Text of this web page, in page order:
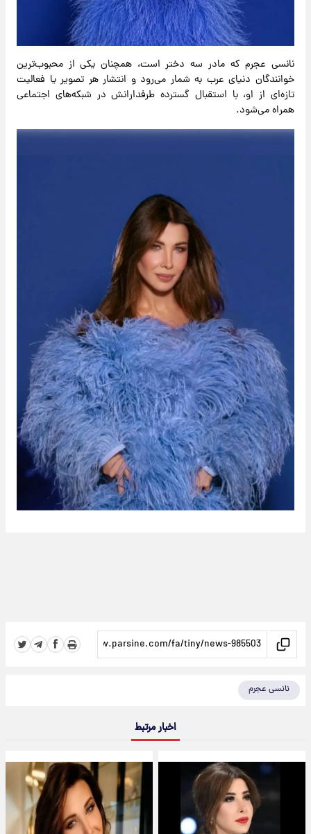
نانسی عجرم که مادر سه دختر است، همچنان یکی از محبوب‌ترین
خوانندگان دنیای عرب به شمار می‌رود و انتشار هر تصویر یا فعالیت
تازه‌ای از او، با استقبال گسترده طرفدارانش در شبکه‌های اجتماعی
همراه می‌شود.
نانسی عجرم
اخبار مرتبط